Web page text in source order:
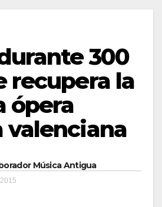
300
recupera la
ópera
valenciana
Música Antigua